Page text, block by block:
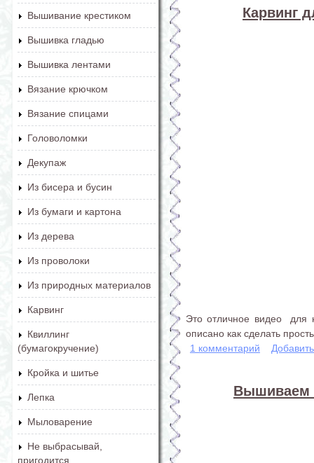
Вышивание крестиком
Вышивка гладью
Вышивка лентами
Вязание крючком
Вязание спицами
Головоломки
Декупаж
Из бисера и бусин
Из бумаги и картона
Из дерева
Из проволоки
Из природных материалов
Карвинг
Квиллинг
(бумагокручение)
Кройка и шитье
Лепка
Мыловарение
Не выбрасывай,
пригодится
Карвинг
Это отличное видео для
описано как сделать
1 комментарий
Вышиваем